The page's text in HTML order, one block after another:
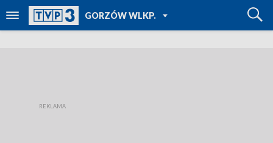
GORZÓW WLKP.
TVP REGIONY